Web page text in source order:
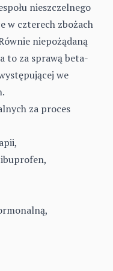
nieszczelnego
w czterech zbożach
niepożądaną
to za sprawą beta-
we
za proces